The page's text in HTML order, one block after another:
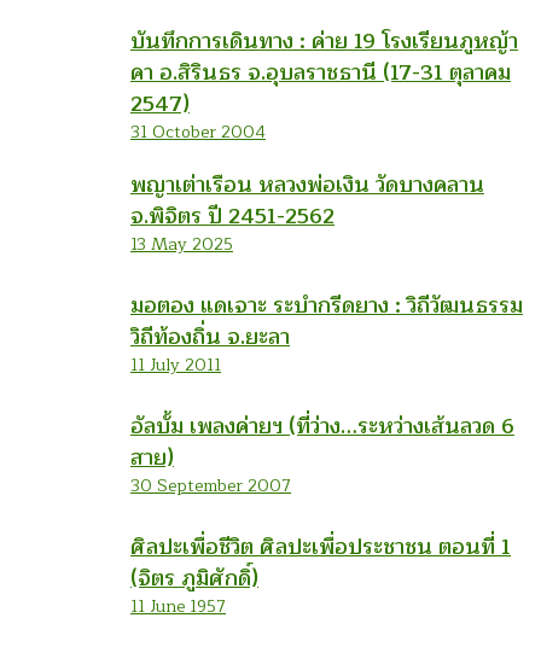
บันทึกการเดินทาง : ค่าย 19 โรงเรียนภูหญ้า
คา อ.สิรินธร จ.อุบลราชธานี (17-31 ตุลาคม
2547)
31 October 2004
พญาเต่าเรือน หลวงพ่อเงิน วัดบางคลาน
จ.พิจิตร ปี 2451-2562
13 May 2025
มอตอง แดเจาะ ระบำกรีดยาง : วิถีวัฒนธรรม
วิถีท้องถิ่น จ.ยะลา
11 July 2011
อัลบั้ม เพลงค่ายฯ (ที่ว่าง…ระหว่างเส้นลวด 6
สาย)
30 September 2007
ศิลปะเพื่อชีวิต ศิลปะเพื่อประชาชน ตอนที่ 1
(จิตร ภูมิศักดิ์)
11 June 1957